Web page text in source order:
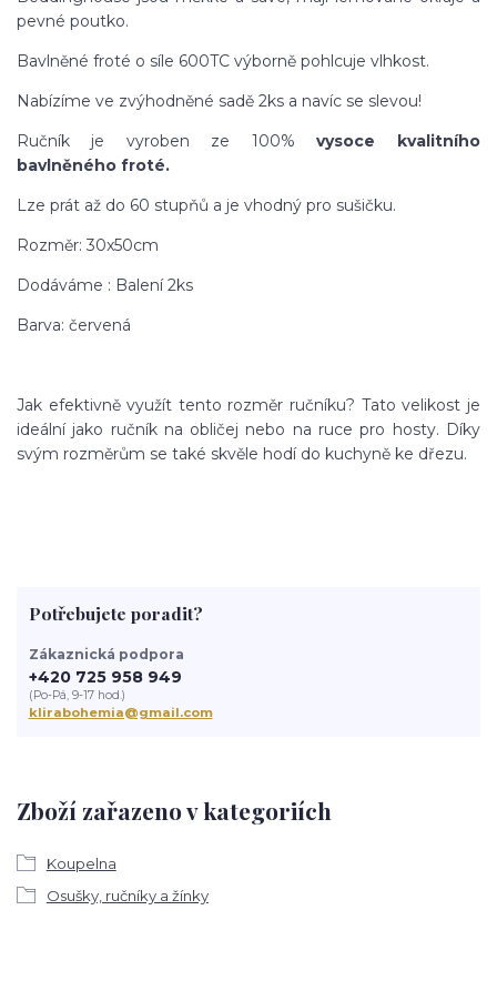
pevné poutko.
Bavlněné froté o síle 600TC výborně pohlcuje vlhkost.
Nabízíme ve zvýhodněné sadě 2ks a navíc se slevou!
Ručník je vyroben ze 100%vysoce kvalitního
bavlněného froté.
Lze prát až do 60 stupňů a je vhodný pro sušičku.
Rozměr: 30x50cm
Dodáváme : Balení 2ks
Barva: červená
Jak efektivně využít tento rozměr ručníku? Tato velikost je
ideální jako ručník na obličej nebo na ruce pro hosty. Díky
svým rozměrům se také skvěle hodí do kuchyně ke dřezu.
Zboží zařazeno v kategoriích
Koupelna
Osušky, ručníky a žínky
Potřebujete poradit?
Zákaznická podpora
+420 725 958 949
(Po-Pá, 9-17 hod.)
klirabohemia@gmail.com